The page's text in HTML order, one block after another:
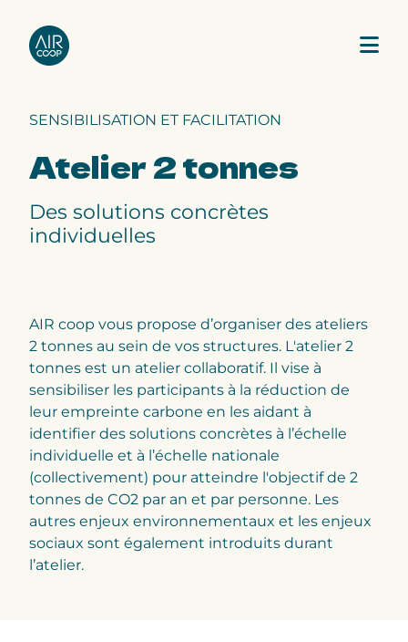
Nos projets
SENSIBILISATION ET FACILITATION
Atelier 2 tonnes
Des solutions concrètes
individuelles
AIR coop vous propose d’organiser des ateliers
2 tonnes au sein de vos structures. L'atelier 2
tonnes est un atelier collaboratif. Il vise à
sensibiliser les participants à la réduction de
leur empreinte carbone en les aidant à
identifier des solutions concrètes à l’échelle
individuelle et à l’échelle nationale
(collectivement) pour atteindre l'objectif de 2
tonnes de CO2 par an et par personne. Les
autres enjeux environnementaux et les enjeux
sociaux sont également introduits durant
l’atelier.